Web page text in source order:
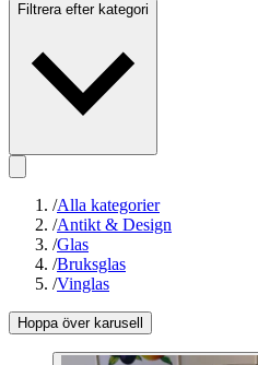
Filtrera efter kategori
/Alla kategorier
/Antikt & Design
/Glas
/Bruksglas
/Vinglas
Hoppa över karusell